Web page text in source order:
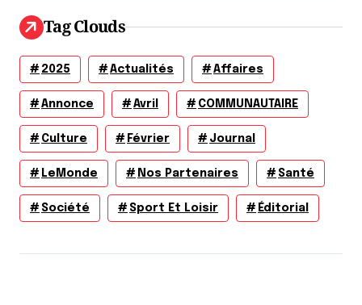
Tag Clouds
2025 Actualités Affaires
Annonce Avril COMMUNAUTAIRE
Culture Février Journal
LeMonde Nos Partenaires Santé
Société Sport Et Loisir Éditorial